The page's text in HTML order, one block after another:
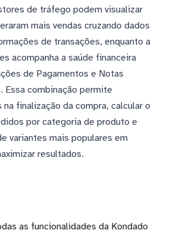
de tráfego podem visualizar
mais vendas cruzando dados
de transações, enquanto a
acompanha a saúde financeira
de Pagamentos e Notas
Essa combinação permite
finalização da compra, calcular o
por categoria de produto e
variantes mais populares em
resultados.
as funcionalidades da Kondado